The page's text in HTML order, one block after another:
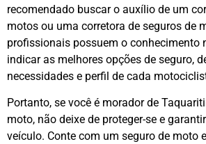
recomendado buscar o auxílio de um
motos ou uma corretora de seguros de
profissionais possuem o conhecimento
indicar as melhores opções de seguro,
necessidades e perfil de cada
Portanto, se você é morador de
moto, não deixe de proteger-se e
veículo. Conte com um seguro de moto